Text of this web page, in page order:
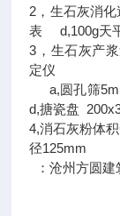
2，生石灰消
表 d,100g天
3，生石灰产
定仪
a,圆孔筛
d,搪瓷盘
4,消石灰粉体
径125mm
：沧州方圆